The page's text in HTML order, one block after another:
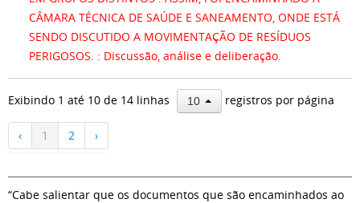
CÂMARA TÉCNICA DE SAÚDE E SANEAMENTO, ONDE ESTÁ
SENDO DISCUTIDO A MOVIMENTAÇÃO DE RESÍDUOS
PERIGOSOS. : Discussão, análise e deliberação.
Exibindo 1 até 10 de 14 linhas 10 registros por página
‹ 1 2 ›
“Cabe salientar que os documentos que são encaminhados ao